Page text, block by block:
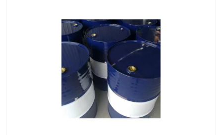
回收废清洗剂 上门回收废清洗剂